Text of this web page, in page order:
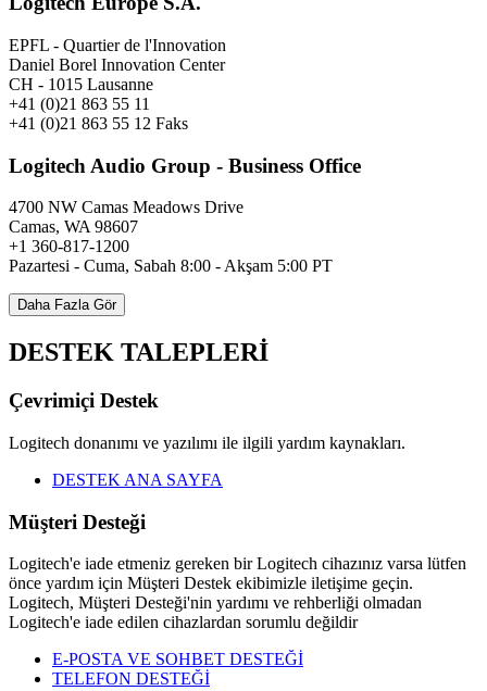
EPFL - Quartier de l'Innovation
Daniel Borel Innovation Center
CH - 1015 Lausanne
+41 (0)21 863 55 11
+41 (0)21 863 55 12 Faks
Logitech Audio Group - Business Office
4700 NW Camas Meadows Drive
Camas, WA 98607
+1 360-817-1200
Pazartesi - Cuma, Sabah 8:00 - Akşam 5:00 PT
Daha Fazla Gör
DESTEK TALEPLERİ
Çevrimiçi Destek
Logitech donanımı ve yazılımı ile ilgili yardım kaynakları.
DESTEK ANA SAYFA
Müşteri Desteği
Logitech'e iade etmeniz gereken bir Logitech cihazınız varsa lütfen
önce yardım için Müşteri Destek ekibimizle iletişime geçin.
Logitech, Müşteri Desteği'nin yardımı ve rehberliği olmadan
Logitech'e iade edilen cihazlardan sorumlu değildir
E-POSTA VE SOHBET DESTEĞİ
TELEFON DESTEĞİ